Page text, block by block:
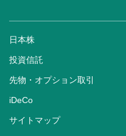
日本株
投資信託
先物・オプション取引
iDeCo
サイトマップ